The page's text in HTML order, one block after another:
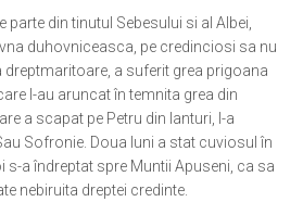
din tinutul Sebesului si al Albei,
duhovniceasca, pe credinciosi sa nu
dreptmaritoare, a suferit grea prigoana
l-au aruncat în temnita grea din
a scapat pe Petru din lanturi, l-a
Sofronie. Doua luni a stat cuviosul în
s-a îndreptat spre Muntii Apuseni, ca sa
nebiruita dreptei credinte.